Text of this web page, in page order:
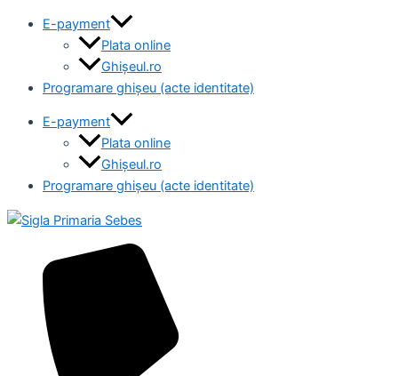
E-payment
Plata online
Ghișeul.ro
Programare ghișeu (acte identitate)
E-payment
Plata online
Ghișeul.ro
Programare ghișeu (acte identitate)